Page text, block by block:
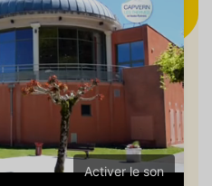
Activer le son